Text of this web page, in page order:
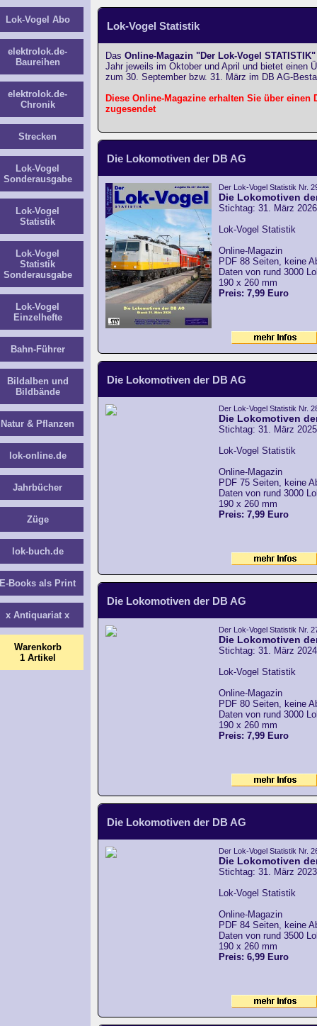
Lok-Vogel Statistik
Das Online-Magazin "Der Lok-Vogel STATISTIK"
Jahr jeweils im Oktober und April und bietet einen
zum 30. September bzw. 31. März im DB AG-
Diese Online-Magazine erhalten Sie über einen
zugesendet
Die Lokomotiven der DB AG
Der Lok-Vogel Statistik Nr.
Die Lokomotiven
Stichtag: 31. März 2026
Lok-Vogel Statistik
Online-Magazin
PDF 88 Seiten, keine
Daten von rund 3000
190 x 260 mm
Preis: 7,99 Euro
Die Lokomotiven der DB AG
Der Lok-Vogel Statistik Nr.
Die Lokomotiven
Stichtag: 31. März 2025
Lok-Vogel Statistik
Online-Magazin
PDF 75 Seiten, keine
Daten von rund 3000
190 x 260 mm
Preis: 7,99 Euro
Die Lokomotiven der DB AG
Der Lok-Vogel Statistik Nr.
Die Lokomotiven
Stichtag: 31. März 2024
Lok-Vogel Statistik
Online-Magazin
PDF 80 Seiten, keine
Daten von rund 3000
190 x 260 mm
Preis: 7,99 Euro
Die Lokomotiven der DB AG
Der Lok-Vogel Statistik Nr.
Die Lokomotiven
Stichtag: 31. März 2023
Lok-Vogel Statistik
Online-Magazin
PDF 84 Seiten, keine
Daten von rund 3500
190 x 260 mm
Preis: 6,99 Euro
Lok-Vogel Abo
elektrolok.de-
Baureihen
elektrolok.de-
Chronik
Strecken
Lok-Vogel
Sonderausgabe
Lok-Vogel
Statistik
Lok-Vogel
Statistik
Sonderausgabe
Lok-Vogel
Einzelhefte
Bahn-Führer
Bildalben und
Bildbände
Natur & Pflanzen
lok-online.de
Jahrbücher
Züge
lok-buch.de
E-Books als Print
x Antiquariat x
Warenkorb
1 Artikel